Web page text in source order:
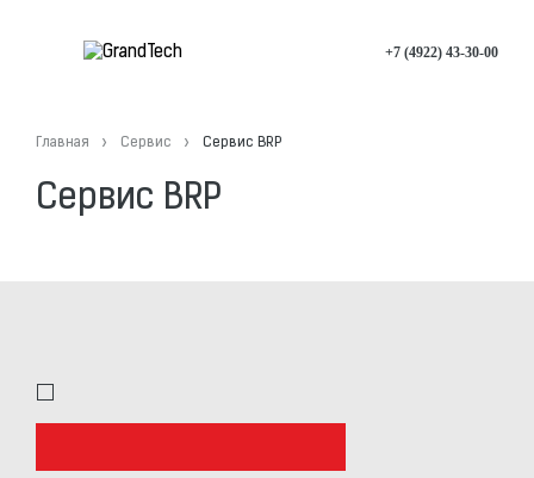
+7 (4922) 43-30-00
Главная Сервис Сервис BRP
Сервис BRP